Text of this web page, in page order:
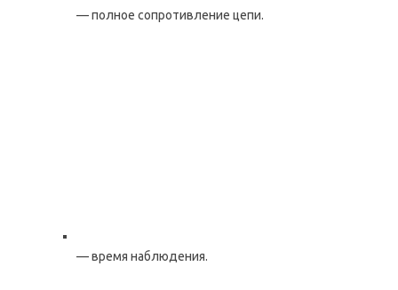
— полное сопротивление цепи.
— время наблюдения.